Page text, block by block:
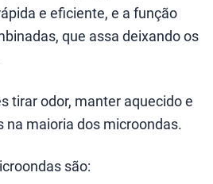
e eficiente, e a função
que assa deixando os
tirar odor, manter aquecido e
na maioria dos microondas.
são: